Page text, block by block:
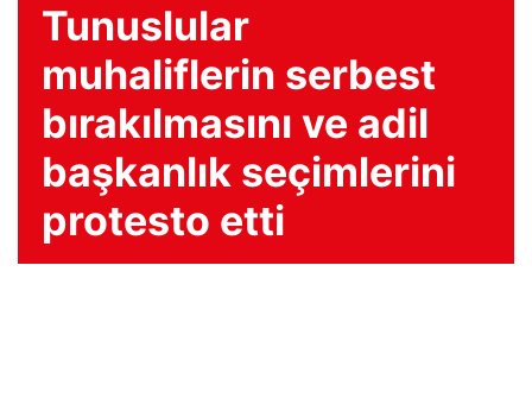
Tunuslular
muhaliflerin serbest
bırakılmasını ve adil
başkanlık seçimlerini
protesto etti